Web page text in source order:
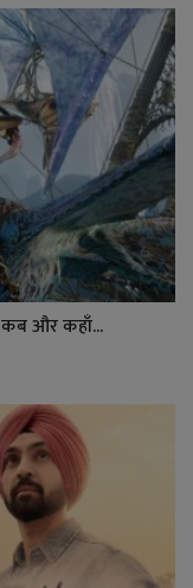
कब और कहाँ...